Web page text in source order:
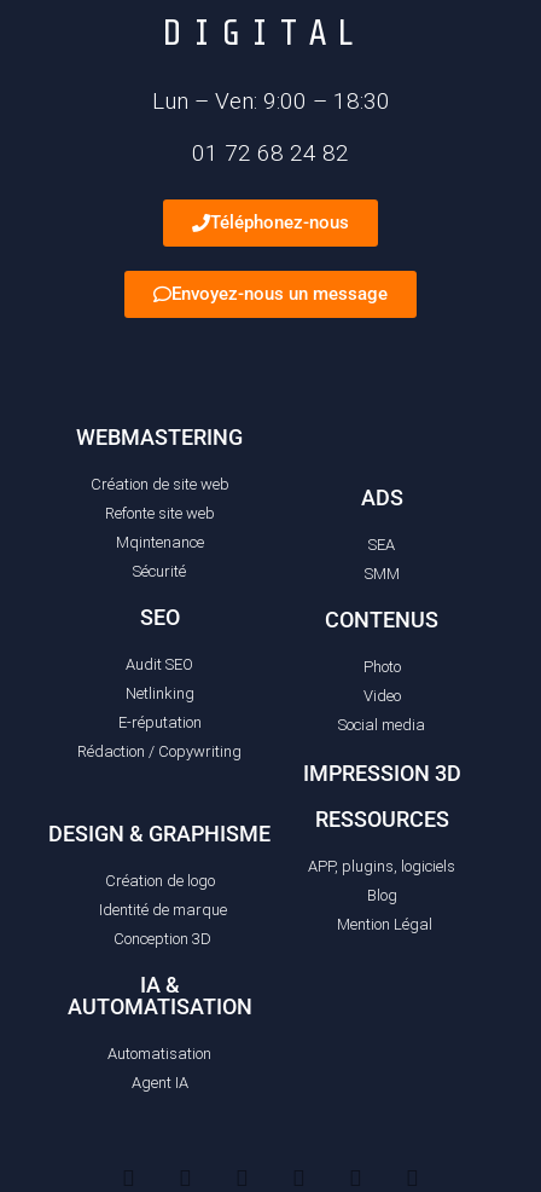
D I G I T A L
Lun – Ven: 9:00 – 18:30
01 72 68 24 82
Téléphonez-nous
Envoyez-nous un message
WEBMASTERING
Création de site web
Refonte site web
Mqintenance
Sécurité
SEO
Audit SEO
Netlinking
E-réputation
Rédaction / Copywriting
ADS
SEA
SMM
CONTENUS
Photo
Video
Social media
DESIGN & GRAPHISME
Création de logo
Identité de marque
Conception 3D
IA &
AUTOMATISATION
Automatisation
Agent IA
IMPRESSION 3D
RESSOURCES
APP, plugins, logiciels
Blog
Mention Légal